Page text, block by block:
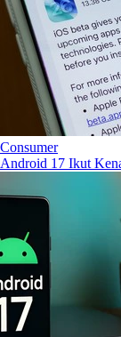
Consumer
Android 17 Ikut